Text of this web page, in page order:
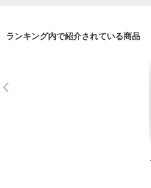
ランキング内で紹介されている商品